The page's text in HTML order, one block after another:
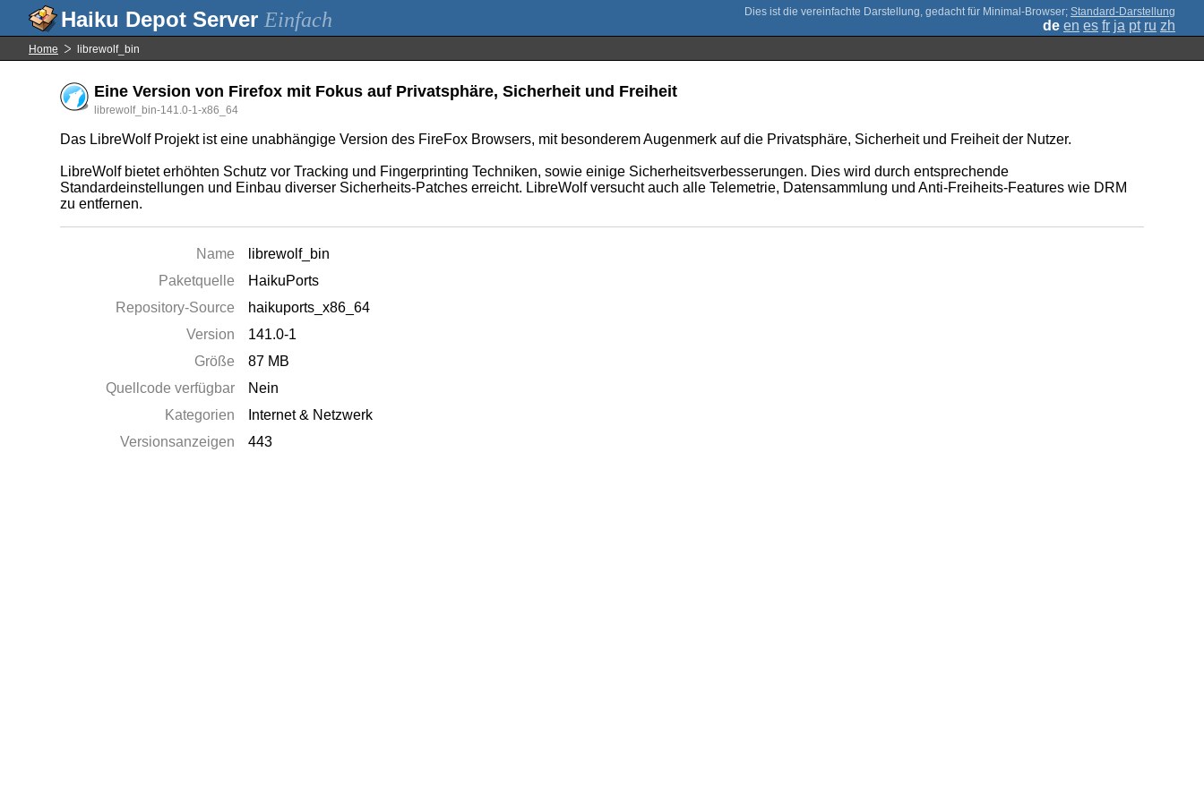
Einfach ; Standard-Darstellung
de en es fr ja pt ru zh
Home librewolf_bin
Eine Version von Firefox mit Fokus auf Privatsphäre, Sicherheit und Freiheit
librewolf_bin-141.0-1-x86_64
Das LibreWolf Projekt ist eine unabhängige Version des FireFox Browsers, mit besonderem Augenmerk auf die Privatsphäre, Sicherheit und Freiheit der Nutzer.
LibreWolf bietet erhöhten Schutz vor Tracking und Fingerprinting Techniken, sowie einige Sicherheitsverbesserungen. Dies wird durch entsprechende
Standardeinstellungen und Einbau diverser Sicherheits-Patches erreicht. LibreWolf versucht auch alle Telemetrie, Datensammlung und Anti-Freiheits-Features wie DRM
zu entfernen.
Name
librewolf_bin
Paketquelle
HaikuPorts
Repository-Source
haikuports_x86_64
Version
141.0-1
Größe
87 MB
Quellcode verfügbar
Nein
Kategorien
Internet & Netzwerk
Versionsanzeigen
443